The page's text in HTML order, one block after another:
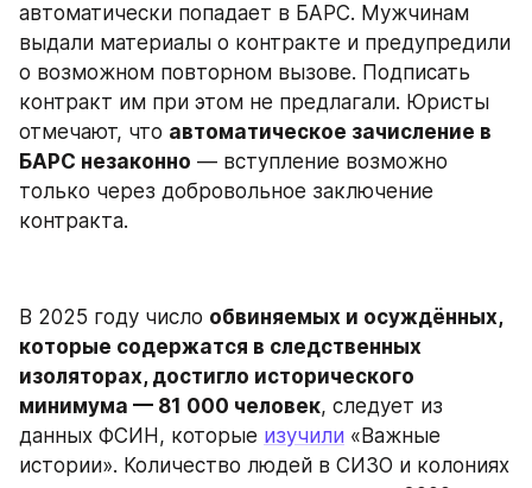
автоматически попадает в БАРС. Мужчинам
выдали материалы о контракте и предупредили
о возможном повторном вызове. Подписать
контракт им при этом не предлагали. Юристы
отмечают, что автоматическое зачисление в
БАРС незаконно — вступление возможно
только через добровольное заключение
контракта.
В 2025 году число обвиняемых и осуждённых,
которые содержатся в следственных
изоляторах, достигло исторического
минимума — 81 000 человек, следует из
данных ФСИН, которые изучили «‎Важные
истории».‎ Количество людей в СИЗО и колониях